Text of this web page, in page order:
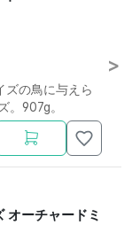
ズの鳥に与えら
。907g。
オーチャードミ